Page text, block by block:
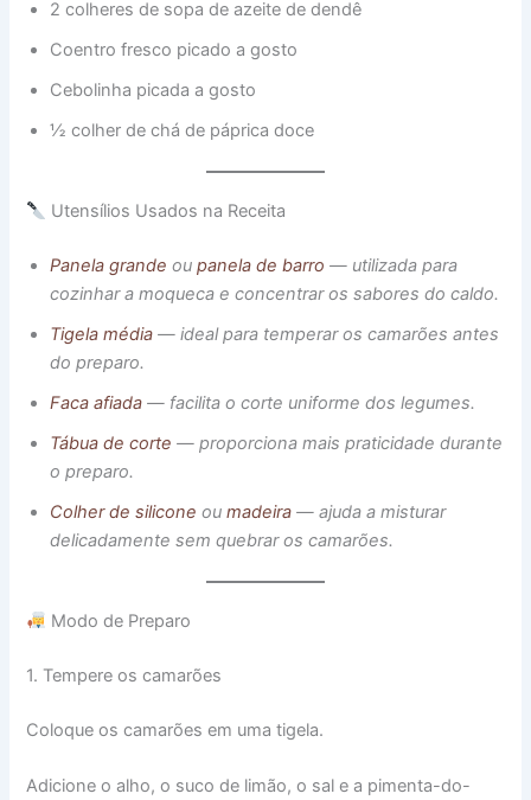
2 colheres de sopa de azeite de dendê
Coentro fresco picado a gosto
Cebolinha picada a gosto
½ colher de chá de páprica doce
Utensílios Usados na Receita
Panela grande ou panela de barro — utilizada para
cozinhar a moqueca e concentrar os sabores do caldo.
Tigela média — ideal para temperar os camarões antes
do preparo.
Faca afiada — facilita o corte uniforme dos legumes.
Tábua de corte — proporciona mais praticidade durante
o preparo.
Colher de silicone oumadeira — ajuda a misturar
delicadamente sem quebrar os camarões.
Modo de Preparo
1. Tempere os camarões
Coloque os camarões em uma tigela.
Adicione o alho, o suco de limão, o sal e a pimenta-do-